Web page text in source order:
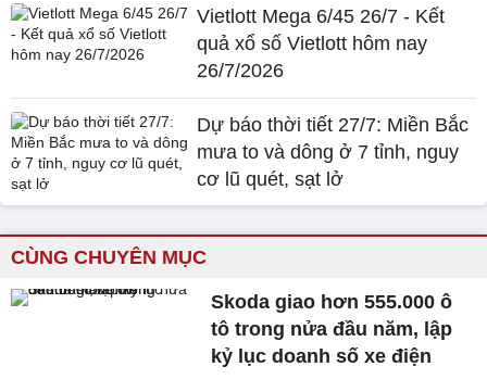
Vietlott Mega 6/45 26/7 - Kết
quả xổ số Vietlott hôm nay
26/7/2026
Dự báo thời tiết 27/7: Miền Bắc
mưa to và dông ở 7 tỉnh, nguy
cơ lũ quét, sạt lở
CÙNG CHUYÊN MỤC
Skoda giao hơn 555.000 ô
tô trong nửa đầu năm, lập
kỷ lục doanh số xe điện